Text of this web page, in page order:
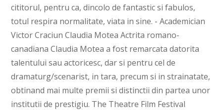
cititorul, pentru ca, dincolo de fantastic si fabulos,
totul respira normalitate, viata in sine. - Academician
Victor Craciun Claudia Motea Actrita romano-
canadiana Claudia Motea a fost remarcata datorita
talentului sau actoricesc, dar si pentru cel de
dramaturg/scenarist, in tara, precum si in strainatate,
obtinand mai multe premii si distinctii din partea unor
institutii de prestigiu. The Theatre Film Festival